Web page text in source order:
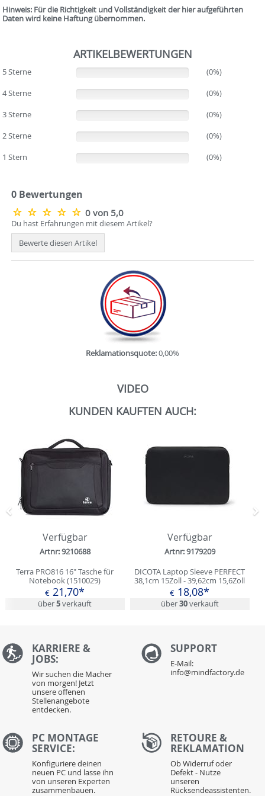
Hinweis: Für die Richtigkeit und Vollständigkeit der hier aufgeführten
Daten wird keine Haftung übernommen.
ARTIKELBEWERTUNGEN
5 Sterne
(0%)
4 Sterne
(0%)
3 Sterne
(0%)
2 Sterne
(0%)
1 Stern
(0%)
0 Bewertungen
0 von 5,0
Du hast Erfahrungen mit diesem Artikel?
Bewerte diesen Artikel
Reklamationsquote:0,00%
VIDEO
KUNDEN KAUFTEN AUCH:
Verfügbar
Artnr: 9210688
Terra PRO816 16" Tasche für
Notebook (1510029)
€ 21,70*
über5verkauft
Verfügbar
Artnr: 9179209
DICOTA Laptop Sleeve PERFECT
38,1cm 15Zoll - 39,62cm 15,6Zoll
€ 18,08*
über30verkauft
Zurück
KARRIERE &
JOBS:
Wir suchen die Macher
von morgen! Jetzt
unsere offenen
Stellenangebote
entdecken.
SUPPORT
E-Mail:
info@mindfactory.de
PC MONTAGE
SERVICE:
Konfiguriere deinen
neuen PC und lasse ihn
von unseren Experten
zusammenbauen.
RETOURE &
REKLAMATION
Ob Widerruf oder
Defekt - Nutze
unseren
Rücksendeassistenten.